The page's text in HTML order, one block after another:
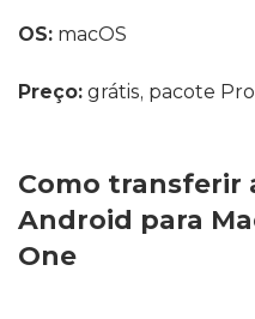
OS: macOS
Preço: grátis, pacote
Como transferir
Android para
One